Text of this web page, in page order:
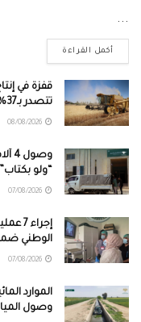
...
أكمل القراءة
تتصدر بـ37%
“ولو بكتاب”
الوطني
الموارد
وصول